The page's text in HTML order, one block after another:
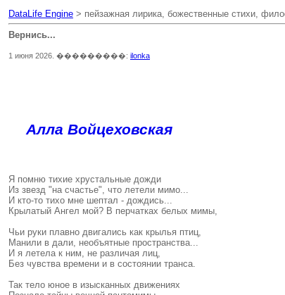
DataLife Engine > пейзажная лирика, божественные стихи,
Вернись...
1 июня 2026. ���������: ilonka
Алла Войцеховская
Я помню тихие хрустальные дожди
Из звезд "на счастье", что летели мимо...
И кто-то тихо мне шептал - дождись...
Крылатый Ангел мой? В перчатках белых мимы,
Чьи руки плавно двигались как крылья птиц,
Манили в дали, необъятные пространства...
И я летела к ним, не различая лиц,
Без чувства времени и в состоянии транса.
Так тело юное в изысканных движениях